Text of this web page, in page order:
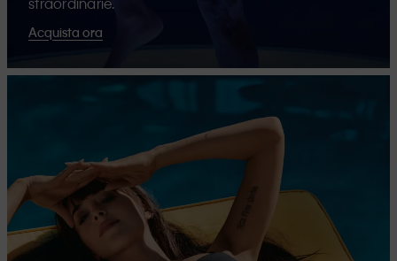
Acquista ora